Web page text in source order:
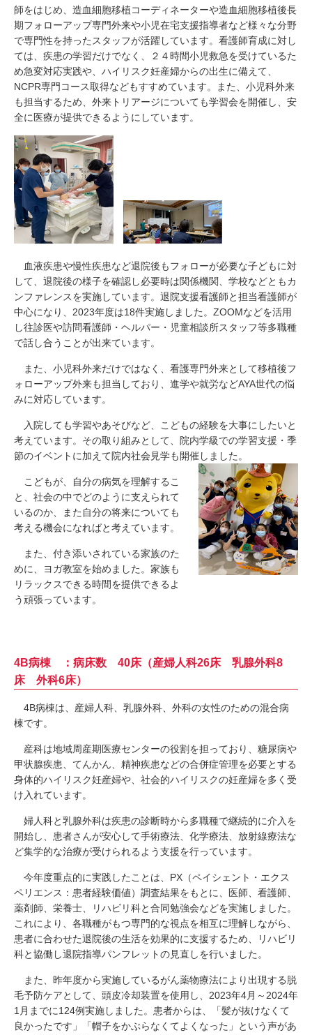
師をはじめ、造血細胞移植コーディネーターや造血細胞移植後長
期フォローアップ専門外来や小児在宅支援指導者など様々な分野
で専門性を持ったスタッフが活躍しています。看護師育成に対し
ては、疾患の学習だけでなく、２４時間小児救急を受けているた
め急変対応実践や、ハイリスク妊産婦からの出生に備えて、
NCPR専門コース取得などもすすめています。また、小児科外来
も担当するため、外来トリアージについても学習会を開催し、安
全に医療が提供できるようにしています。
血液疾患や慢性疾患など退院後もフォローが必要な子どもに対
して、退院後の様子を確認し必要時は関係機関、学校などともカ
ンファレンスを実施しています。退院支援看護師と担当看護師が
中心になり、2023年度は18件実施しました。ZOOMなどを活用
し往診医や訪問看護師・ヘルパー・児童相談所スタッフ等多職種
で話し合うことが出来ています。
また、小児科外来だけではなく、看護専門外来として移植後フ
ォローアップ外来も担当しており、進学や就労などAYA世代の悩
みに対応しています。
入院しても学習やあそびなど、こどもの経験を大事にしたいと
考えています。その取り組みとして、院内学級での学習支援・季
節のイベントに加えて院内社会見学も開催しました。
こどもが、自分の病気を理解するこ
と、社会の中でどのように支えられて
いるのか、また自分の将来についても
考える機会になればと考えています。
また、付き添いされている家族のた
めに、ヨガ教室を始めました。家族も
リラックスできる時間を提供できるよ
う頑張っています。
4B病棟 ：病床数 40床（産婦人科26床 乳腺外科8
床 外科6床）
4B病棟は、産婦人科、乳腺外科、外科の女性のための混合病
棟です。
産科は地域周産期医療センターの役割を担っており、糖尿病や
甲状腺疾患、てんかん、精神疾患などの合併症管理を必要とする
身体的ハイリスク妊産婦や、社会的ハイリスクの妊産婦を多く受
け入れています。
婦人科と乳腺外科は疾患の診断時から多職種で継続的に介入を
開始し、患者さんが安心して手術療法、化学療法、放射線療法な
ど集学的な治療が受けられるよう支援を行っています。
今年度重点的に実践したことは、PX（ペイシェント・エクス
ペリエンス：患者経験価値）調査結果をもとに、医師、看護師、
薬剤師、栄養士、リハビリ科と合同勉強会などを実施しました。
これにより、各職種がもつ専門的な視点を相互に理解しながら、
患者に合わせた退院後の生活を効果的に支援するため、リハビリ
科と協働し退院指導パンフレットの見直しを行いました。
また、昨年度から実施しているがん薬物療法により出現する脱
毛予防ケアとして、頭皮冷却装置を使用し、2023年4月～2024年
1月までに124例実施しました。患者からは、「髪が抜けなくて
良かったです」「帽子をかぶらなくてよくなった」という声があ